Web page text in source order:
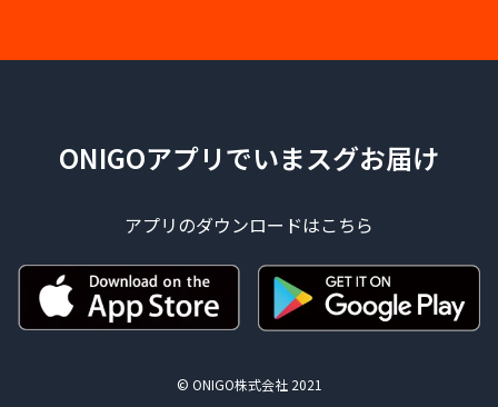
ONIGOアプリでいまスグお届け
アプリのダウンロードはこちら
© ONIGO株式会社 2021